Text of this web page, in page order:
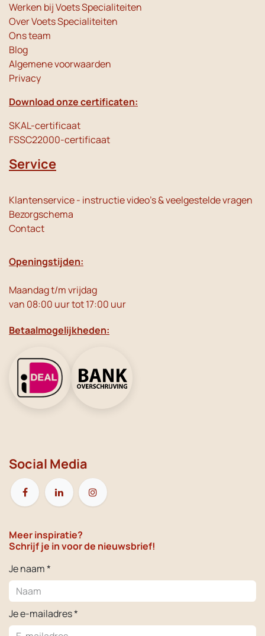
Werken bij Voets Specialiteiten
Over Voets Specialiteiten
Ons team
Blog
Algemene voorwaarden
Privacy
Download onze certificaten:
SKAL-certificaat
FSSC22000-certificaat
Service
Klantenservice - instructie video's & veelgestelde vragen
Bezorgschema
Contact
Openingstijden:
Maandag t/m vrijdag
van 08:00 uur tot 17:00 uur
Betaalmogelijkheden:
Social Media
Meer inspiratie?
Schrijf je in voor de nieuwsbrief!
Je naam *
Je e-mailadres *